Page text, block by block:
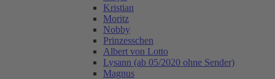
Kristian
Moritz
Nobby
Prinzesschen
Albert von Lotto
Lysann (ab 05/2020 ohne Sender)
Magnus